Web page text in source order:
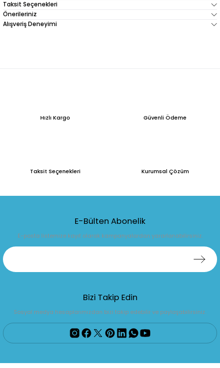
Taksit Seçenekleri
Önerileriniz
Alışveriş Deneyimi
Hızlı Kargo Güvenli Ödeme
Taksit Seçenekleri Kurumsal Çözüm
E-Bülten Abonelik
E-posta listemize kayıt olarak kampanyalardan yararlanabilirsiniz.
Bizi Takip Edin
Sosyal medya hesaplarımızdan bizi takip edebilir ve paylaşabilirsiniz.